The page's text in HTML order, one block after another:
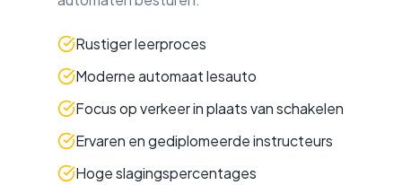
Rustiger leerproces
Moderne automaat lesauto
Focus op verkeer in plaats van schakelen
Ervaren en gediplomeerde instructeurs
Hoge slagingspercentages